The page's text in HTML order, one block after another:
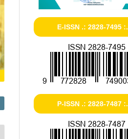
E-ISSN .: 2828-7495 :.
P-ISSN .: 2828-7487 :.